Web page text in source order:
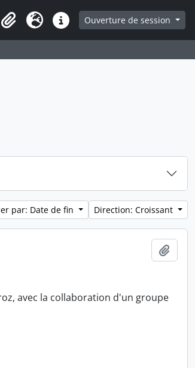
in browse page
Presse-papier
LangueLiens rapidesOuverture de session
par: Date de fin Direction: Croissant
avec la collaboration d'un groupe